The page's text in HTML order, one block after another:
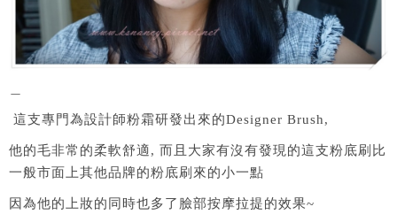
這支專門為設計師粉霜研發出來的Designer Brush,
他的毛非常的柔軟舒適, 而且大家有沒有發現的這支粉底刷比
一般市面上其他品牌的粉底刷來的小一點
因為他的上妝的同時也多了臉部按摩拉提的效果~